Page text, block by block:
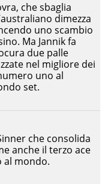
che consolida
anche il terzo ace
al mondo.
che sbaglia
dimezza
uno scambio
Ma Jannik fa
due palle
nel migliore dei
uno al
set.